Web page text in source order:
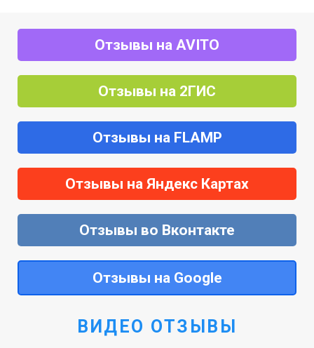
Отзывы на AVITO
Отзывы на 2ГИС
Отзывы на FLAMP
Отзывы на Яндекс Картах
Отзывы во Вконтакте
Отзывы на Google
ВИДЕО ОТЗЫВЫ